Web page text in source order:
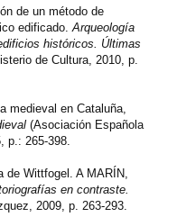
de un método de
edificado.Arqueología
históricos. Últimas
de Cultura, 2010, p.
medieval en Cataluña,
(Asociación Española
p.: 265-398.
de Wittfogel. A MARÍN,
en contraste.
2009, p. 263-293.